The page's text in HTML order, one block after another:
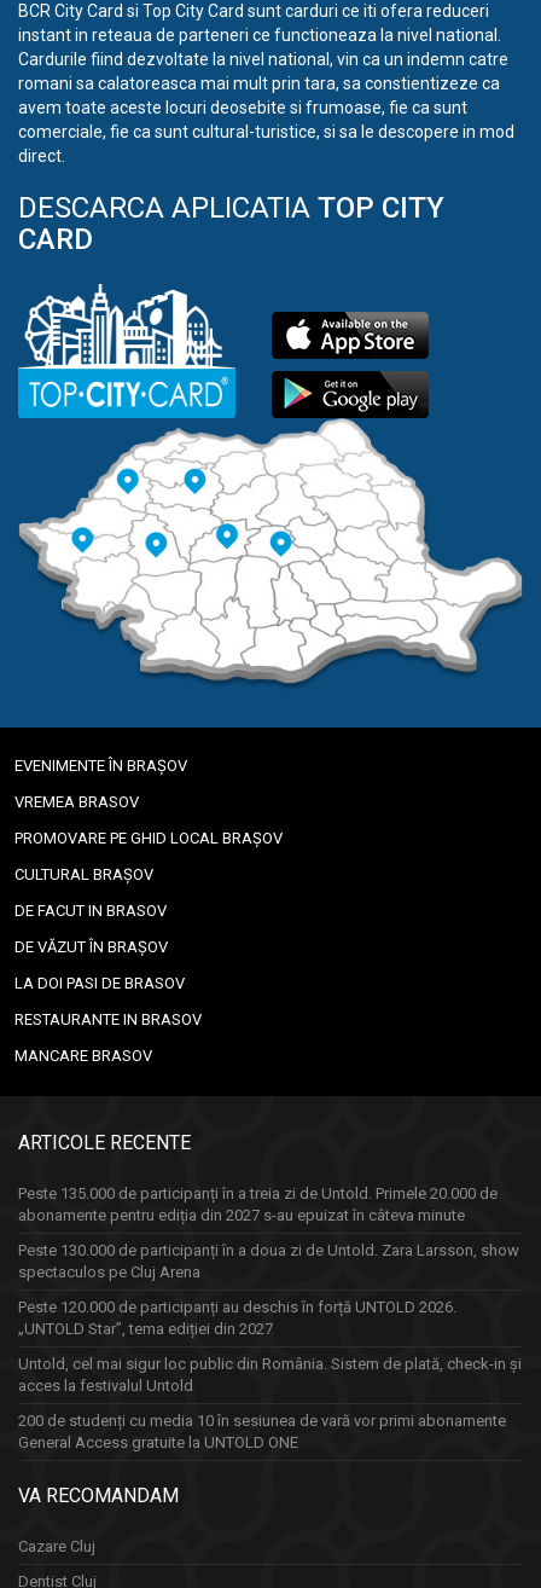
BCR City Card si Top City Card sunt carduri ce iti ofera reduceri
instant in reteaua de parteneri ce functioneaza la nivel national.
Cardurile fiind dezvoltate la nivel national, vin ca un indemn catre
romani sa calatoreasca mai mult prin tara, sa constientizeze ca
avem toate aceste locuri deosebite si frumoase, fie ca sunt
comerciale, fie ca sunt cultural-turistice, si sa le descopere in mod
direct.
DESCARCA APLICATIA TOP CITY
CARD
EVENIMENTE ÎN BRAȘOV
VREMEA BRASOV
PROMOVARE PE GHID LOCAL BRAȘOV
CULTURAL BRAȘOV
DE FACUT IN BRASOV
DE VĂZUT ÎN BRAȘOV
LA DOI PASI DE BRASOV
RESTAURANTE IN BRASOV
MANCARE BRASOV
ARTICOLE RECENTE
Peste 135.000 de participanți în a treia zi de Untold. Primele 20.000 de
abonamente pentru ediția din 2027 s-au epuizat în câteva minute
Peste 130.000 de participanți în a doua zi de Untold. Zara Larsson, show
spectaculos pe Cluj Arena
Peste 120.000 de participanți au deschis în forță UNTOLD 2026.
„UNTOLD Star”, tema ediției din 2027
Untold, cel mai sigur loc public din România. Sistem de plată, check-in și
acces la festivalul Untold
200 de studenți cu media 10 în sesiunea de vară vor primi abonamente
General Access gratuite la UNTOLD ONE
VA RECOMANDAM
Cazare Cluj
Dentist Cluj